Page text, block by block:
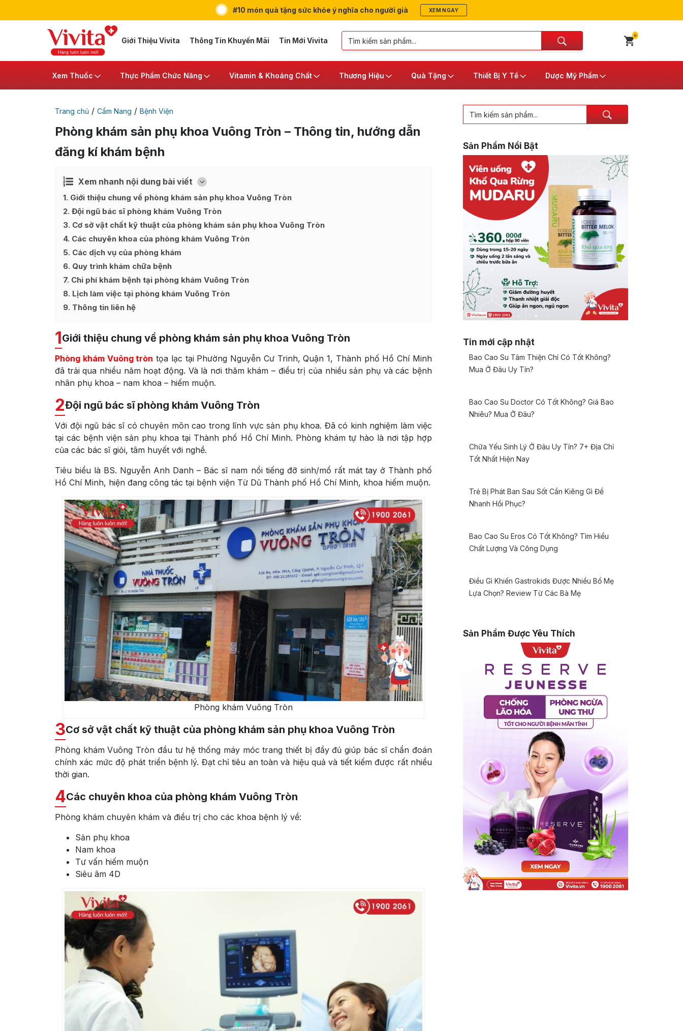
#10 món quà tặng sức khỏe ý nghĩa cho người già XEM NGAY
Giới Thiệu Vivita Thông Tin Khuyến Mãi Tin Mới Vivita
0
Xem Thuốc Thực Phẩm Chức Năng Vitamin & Khoáng Chất Thương Hiệu Quà Tặng Thiết Bị Y Tế Dược Mỹ Phẩm
Trang chủ / Cẩm Nang / Bệnh Viện
Phòng khám sản phụ khoa Vuông Tròn – Thông tin, hướng dẫn
đăng kí khám bệnh
Xem nhanh nội dung bài viết [
Ẩn
1 Giới thiệu chung về phòng khám sản phụ khoa Vuông Tròn
2 Đội ngũ bác sĩ phòng khám Vuông Tròn
3 Cơ sở vật chất kỹ thuật của phòng khám sản phụ khoa Vuông Tròn
4 Các chuyên khoa của phòng khám Vuông Tròn
5 Các dịch vụ của phòng khám
6 Quy trình khám chữa bệnh
7 Chi phí khám bệnh tại phòng khám Vuông Tròn
8 Lịch làm việc tại phòng khám Vuông Tròn
9 Thông tin liên hệ
1Giới thiệu chung về phòng khám sản phụ khoa Vuông Tròn
Phòng khám Vuông tròn tọa lạc tại Phường Nguyễn Cư Trinh, Quận 1, Thành phố Hồ Chí Minh
đã trải qua nhiều năm hoạt động. Và là nơi thăm khám – điều trị của nhiều sản phụ và các bệnh
nhân phụ khoa – nam khoa – hiếm muộn.
2Đội ngũ bác sĩ phòng khám Vuông Tròn
Với đội ngũ bác sĩ có chuyên môn cao trong lĩnh vực sản phụ khoa. Đã có kinh nghiệm làm việc
tại các bệnh viện sản phụ khoa tại Thành phố Hồ Chí Minh. Phòng khám tự hào là nơi tập hợp
của các bác sĩ giỏi, tâm huyết với nghề.
Tiêu biểu là BS. Nguyễn Anh Danh – Bác sĩ nam nổi tiếng đỡ sinh/mổ rất mát tay ở Thành phố
Hồ Chí Minh, hiện đang công tác tại bệnh viện Từ Dũ Thành phố Hồ Chí Minh, khoa hiếm muộn.
Phòng khám Vuông Tròn
3Cơ sở vật chất kỹ thuật của phòng khám sản phụ khoa Vuông Tròn
Phòng khám Vuông Tròn đầu tư hệ thống máy móc trang thiết bị đầy đủ giúp bác sĩ chẩn đoán
chính xác mức độ phát triển bệnh lý. Đạt chỉ tiêu an toàn và hiệu quả và tiết kiếm được rất nhiều
thời gian.
4Các chuyên khoa của phòng khám Vuông Tròn
Phòng khám chuyên khám và điều trị cho các khoa bệnh lý về:
Sản phụ khoa
Nam khoa
Tư vấn hiếm muộn
Siêu âm 4D
Sản Phẩm Nổi Bật
Tin mới cập nhật
Bao Cao Su Tâm Thiện Chí Có Tốt Không?
Mua Ở Đâu Uy Tín?
Bao Cao Su Doctor Có Tốt Không? Giá Bao
Nhiêu? Mua Ở Đâu?
Chữa Yếu Sinh Lý Ở Đâu Uy Tín? 7+ Địa Chỉ
Tốt Nhất Hiện Nay
Trẻ Bị Phát Ban Sau Sốt Cần Kiêng Gì Để
Nhanh Hồi Phục?
Bao Cao Su Eros Có Tốt Không? Tìm Hiểu
Chất Lượng Và Công Dụng
Điều Gì Khiến Gastrokids Được Nhiều Bố Mẹ
Lựa Chọn? Review Từ Các Bà Mẹ
Sản Phẩm Được Yêu Thích